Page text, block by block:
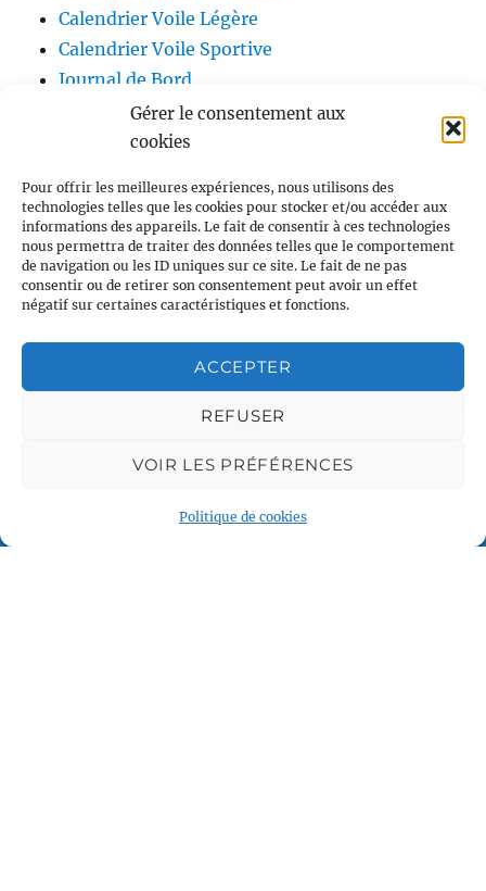
Gérer le consentement aux
cookies
Pour offrir les meilleures expériences, nous utilisons des
technologies telles que les cookies pour stocker et/ou accéder aux
informations des appareils. Le fait de consentir à ces technologies
nous permettra de traiter des données telles que le comportement
de navigation ou les ID uniques sur ce site. Le fait de ne pas
consentir ou de retirer son consentement peut avoir un effet
négatif sur certaines caractéristiques et fonctions.
ACCEPTER
REFUSER
VOIR LES PRÉFÉRENCES
Politique de cookies
Calendrier Voile Légère
Calendrier Voile Sportive
Journal de Bord
Annuaire
Voile et Croisière en Liberté
Centre LGBTQI+, 63 rue Beaubourg 75003 Paris